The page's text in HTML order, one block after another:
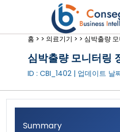
홈 > > 의료기기 > > 심박출량
심박출량 모니터링
ID : CBI_1402 | 업데이트 날
Summary